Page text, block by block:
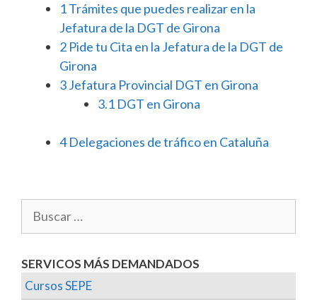
1Trámites que puedes realizar en la
Jefatura de la DGT de Girona
2 Pide tu Cita en la Jefatura de la DGT de
Girona
3Jefatura Provincial DGT en Girona
3.1 DGT en Girona
4Delegaciones de tráfico en Cataluña
SERVICOS MÁS DEMANDADOS
Cursos SEPE